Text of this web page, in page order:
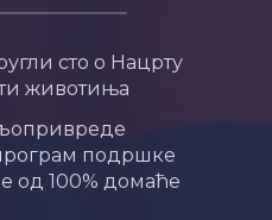
сто о Нацрту
животиња
подршке
од 100% домаће